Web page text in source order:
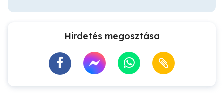
Hirdetés megosztása